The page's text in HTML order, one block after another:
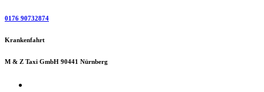
0176 90732874
Krankenfahrt
M & Z Taxi GmbH 90441 Nürnberg